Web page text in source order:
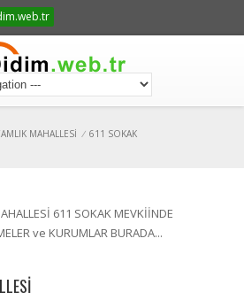
MAHALLESİ / 611 SOKAK
611 SOKAK MEVKİİNDE
ve KURUMLAR BURADA...